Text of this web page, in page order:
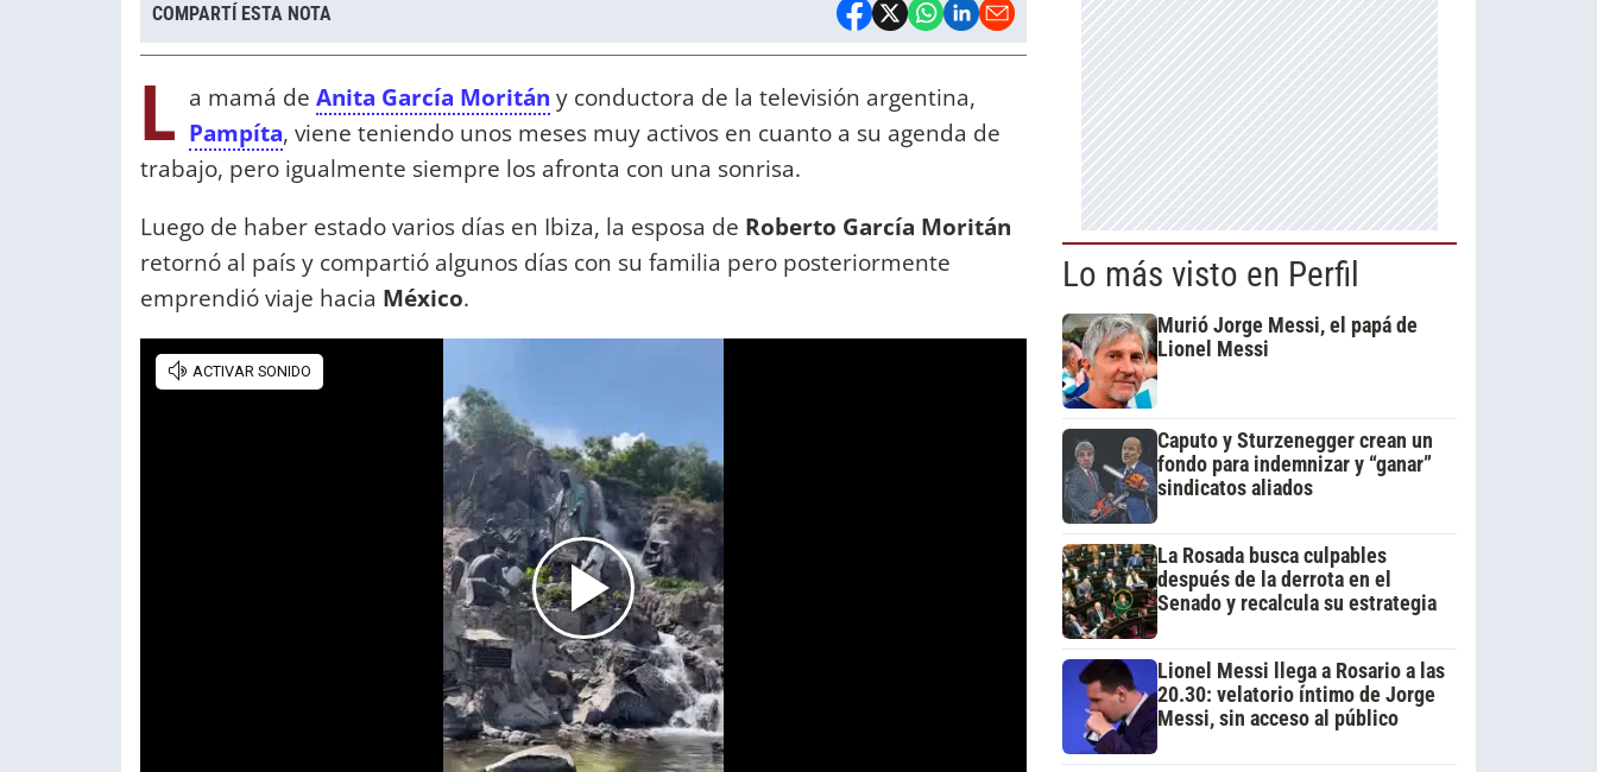
COMPARTÍ ESTA NOTA
L a mamá de Anita García Moritán y conductora de la televisión argentina,
Pampíta, viene teniendo unos meses muy activos en cuanto a su agenda de
trabajo, pero igualmente siempre los afronta con una sonrisa.
Luego de haber estado varios días en Ibiza, la esposa de Roberto García Moritán
retornó al país y compartió algunos días con su familia pero posteriormente
emprendió viaje hacia México.
Lo más visto en Perfil
Murió Jorge Messi, el papá de
Lionel Messi
Caputo y Sturzenegger crean un
fondo para indemnizar y “ganar”
sindicatos aliados
La Rosada busca culpables
después de la derrota en el
Senado y recalcula su estrategia
Lionel Messi llega a Rosario a las
20.30: velatorio íntimo de Jorge
Messi, sin acceso al público